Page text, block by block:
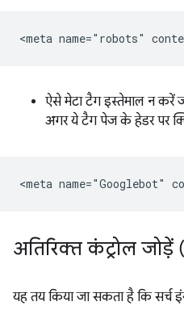
ऐसे मेटा टैग इस्तेमाल न करें
अगर ये टैग पेज के हेडर पर
अतिरिक्त कंट्रोल जोड़ें
यह तय किया जा सकता है कि